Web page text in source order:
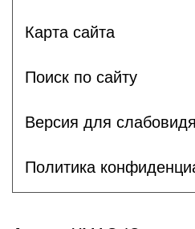
Карта сайта
Поиск по сайту
Версия для
Политика